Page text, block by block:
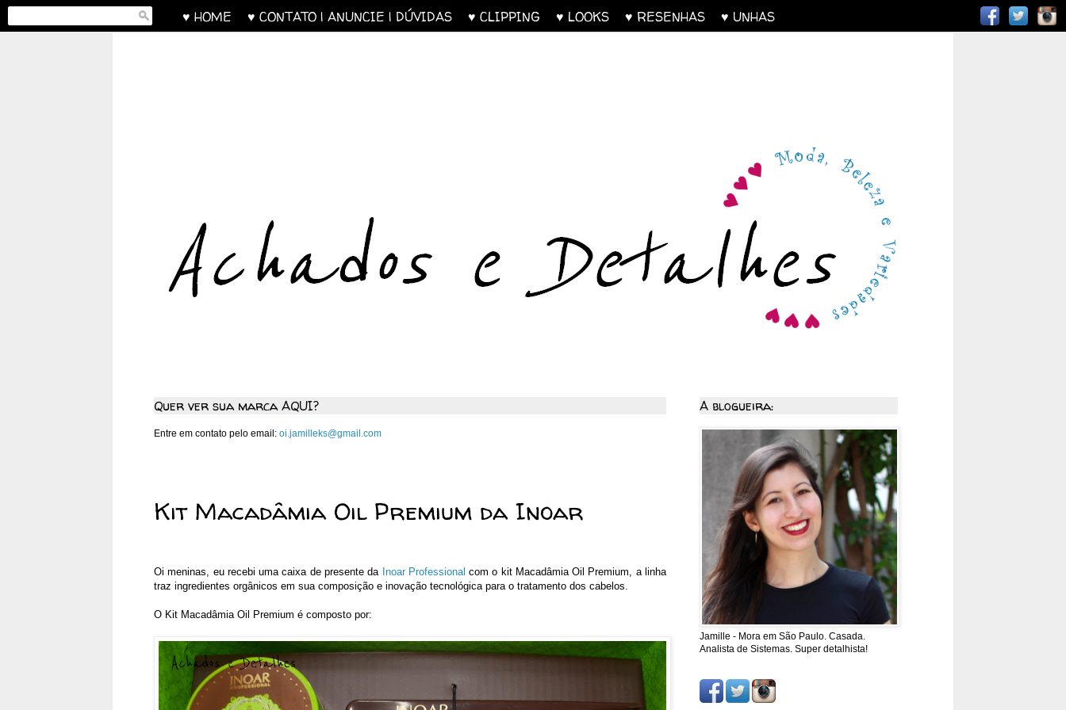
♥ HOME ♥ CONTATO | ANUNCIE | DÚVIDAS ♥ CLIPPING ♥ LOOKS ♥ RESENHAS ♥ UNHAS
Quer ver sua marca AQUI?
Entre em contato pelo email: oi.jamilleks@gmail.com
Kit Macadâmia Oil Premium da Inoar
Oi meninas, eu recebi uma caixa de presente da Inoar Professional com o kit Macadâmia Oil Premium, a linha
traz ingredientes orgânicos em sua composição e inovação tecnológica para o tratamento dos cabelos.
O Kit Macadâmia Oil Premium é composto por:
A blogueira:
Jamille - Mora em São Paulo. Casada.
Analista de Sistemas. Super detalhista!